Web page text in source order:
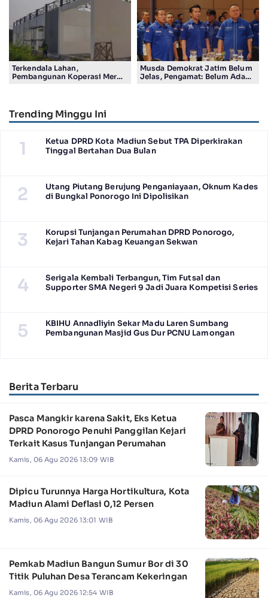
Terkendala Lahan,
Pembangunan Koperasi Merah
Musda Demokrat Jatim Belum
Jelas, Pengamat: Belum Ada
Trending Minggu Ini
1
Ketua DPRD Kota Madiun Sebut TPA Diperkirakan
Tinggal Bertahan Dua Bulan
2
Utang Piutang Berujung Penganiayaan, Oknum Kades
di Bungkal Ponorogo Ini Dipolisikan
3
Korupsi Tunjangan Perumahan DPRD Ponorogo,
Kejari Tahan Kabag Keuangan Sekwan
4
Serigala Kembali Terbangun, Tim Futsal dan
Supporter SMA Negeri 9 Jadi Juara Kompetisi Series
5
KBIHU Annadliyin Sekar Madu Laren Sumbang
Pembangunan Masjid Gus Dur PCNU Lamongan
Berita Terbaru
Pasca Mangkir karena Sakit, Eks Ketua
DPRD Ponorogo Penuhi Panggilan Kejari
Terkait Kasus Tunjangan Perumahan
Kamis, 06 Agu 2026 13:09 WIB
Dipicu Turunnya Harga Hortikultura, Kota
Madiun Alami Deflasi 0,12 Persen
Kamis, 06 Agu 2026 13:01 WIB
Pemkab Madiun Bangun Sumur Bor di 30
Titik Puluhan Desa Terancam Kekeringan
Kamis, 06 Agu 2026 12:54 WIB